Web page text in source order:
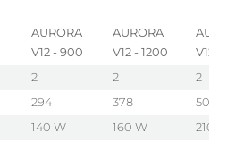
AURORA
V12 - 900
AURORA
V12 - 1200
V12 -
2 2
2
294 378
504
140 W 160 W 210